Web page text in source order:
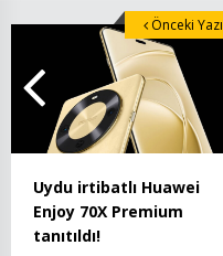
Uydu irtibatlı Huawei
Enjoy 70X Premium
tanıtıldı!
Önceki Yazı